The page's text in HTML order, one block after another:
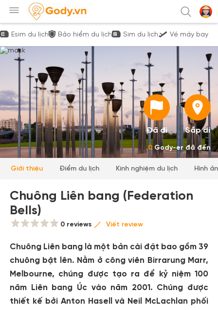
Esim du lịch Bảo hiểm du lịch Sim du lịch Vé máy bay
Đã đi Sắp đi
0Gody-er đã đến
Giới thiệu Điểm du lịch Kinh nghiệm du lịch Hình
Chuông Liên bang (Federation
Bells)
0 reviews Viết review
Chuông Liên bang là một bản cài đặt bao gồm 39
chuông bật lên. Nằm ở công viên Birrarung Marr,
Melbourne, chúng được tạo ra để kỷ niệm 100
năm Liên bang Úc vào năm 2001. Chúng được
thiết kế bởi Anton Hasell và Neil McLachlan phối